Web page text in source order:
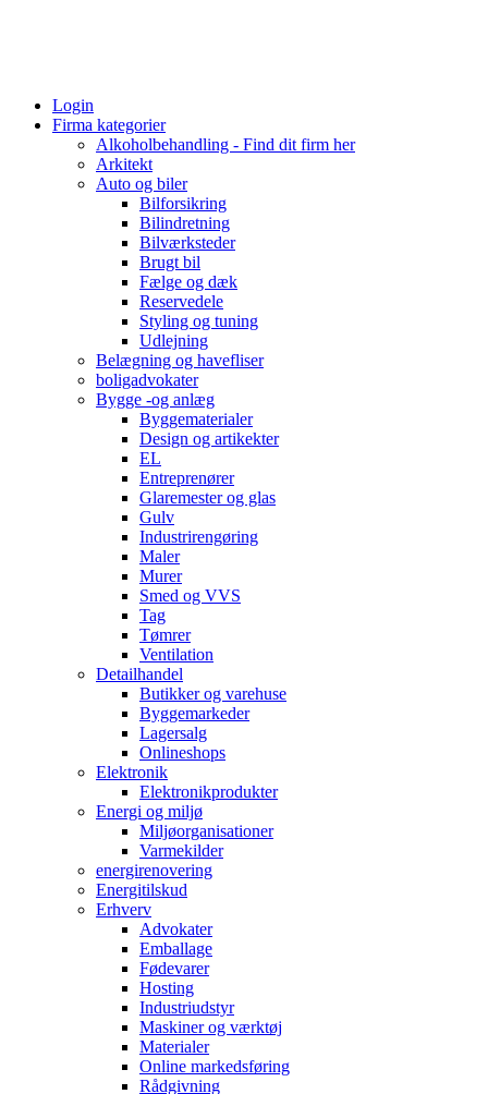
Login
Firma kategorier
Alkoholbehandling - Find dit firm her
Arkitekt
Auto og biler
Bilforsikring
Bilindretning
Bilværksteder
Brugt bil
Fælge og dæk
Reservedele
Styling og tuning
Udlejning
Belægning og havefliser
boligadvokater
Bygge -og anlæg
Byggematerialer
Design og artikekter
EL
Entreprenører
Glaremester og glas
Gulv
Industrirengøring
Maler
Murer
Smed og VVS
Tag
Tømrer
Ventilation
Detailhandel
Butikker og varehuse
Byggemarkeder
Lagersalg
Onlineshops
Elektronik
Elektronikprodukter
Energi og miljø
Miljøorganisationer
Varmekilder
energirenovering
Energitilskud
Erhverv
Advokater
Emballage
Fødevarer
Hosting
Industriudstyr
Maskiner og værktøj
Materialer
Online markedsføring
Rådgivning